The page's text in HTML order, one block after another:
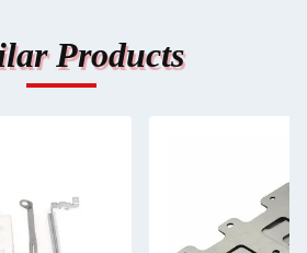
Products